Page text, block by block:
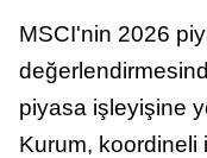
MSCI'nin 2026
piyasa işleyişine
Kurum, koordineli